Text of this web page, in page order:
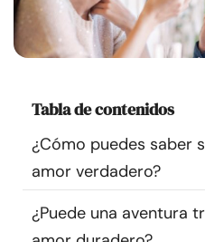
Recursos
Encuentra un terapeuta
Idioma
Tabla de contenidos
¿Cómo puedes saber
amor verdadero?
¿Puede una aventura